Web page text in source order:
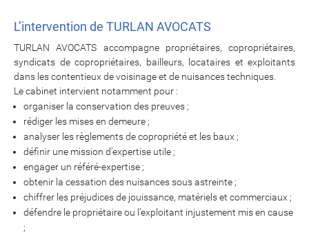
L’intervention de TURLAN AVOCATS
TURLAN AVOCATS accompagne propriétaires, copropriétaires,
syndicats de copropriétaires, bailleurs, locataires et exploitants
dans les contentieux de voisinage et de nuisances techniques.
Le cabinet intervient notamment pour :
organiser la conservation des preuves ;
rédiger les mises en demeure ;
analyser les règlements de copropriété et les baux ;
définir une mission d’expertise utile ;
engager un référé-expertise ;
obtenir la cessation des nuisances sous astreinte ;
chiffrer les préjudices de jouissance, matériels et commerciaux ;
défendre le propriétaire ou l’exploitant injustement mis en cause
;